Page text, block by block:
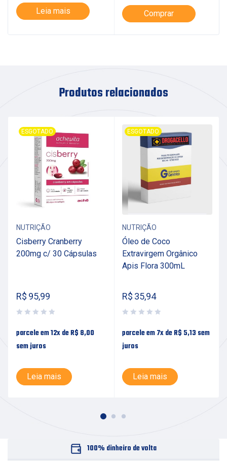
Leia mais Comprar
Produtos relacionados
ESGOTADO
NUTRIÇÃO
Cisberry Cranberry
200mg c/ 30 Cápsulas
R$ 95,99
parcele em 12x deR$ 8,00
sem juros
Leia mais
ESGOTADO
NUTRIÇÃO
Óleo de Coco
Extravirgem Orgânico
Apis Flora 300mL
R$ 35,94
parcele em 7x deR$ 5,13 sem
juros
Leia mais
100% dinheiro de volta